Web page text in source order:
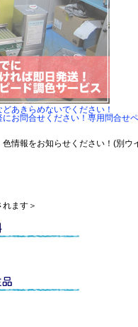
あきらめないでください！
お問合せください！専用問合せペ
情報をお知らせください！(別ウ
ます＞